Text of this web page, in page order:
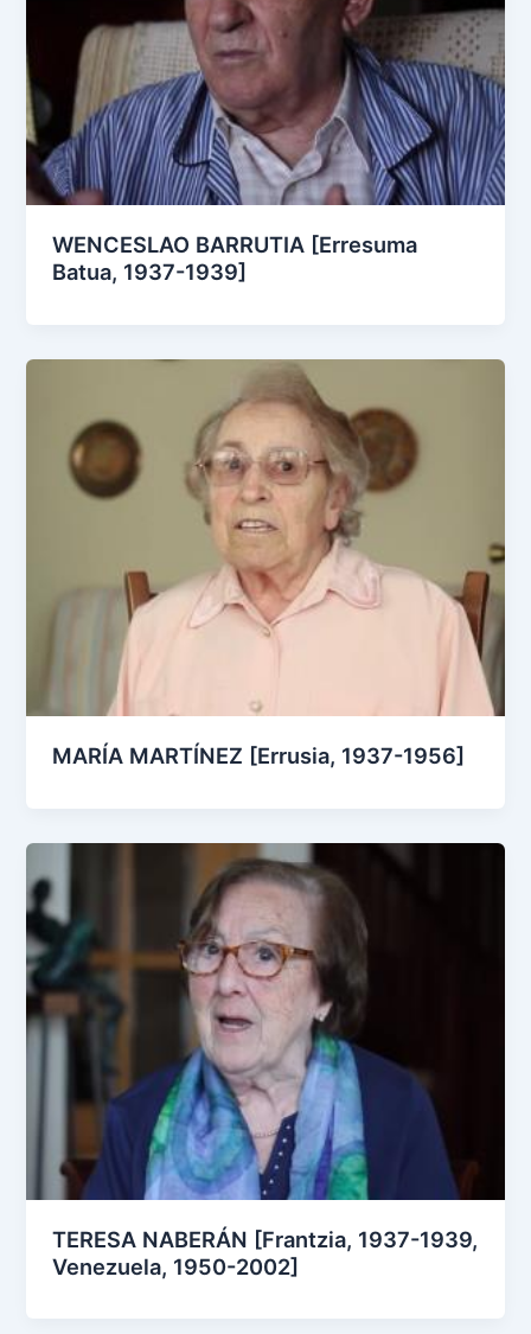
WENCESLAO BARRUTIA [Erresuma
Batua, 1937-1939]
MARÍA MARTÍNEZ [Errusia, 1937-1956]
TERESA NABERÁN [Frantzia, 1937-1939,
Venezuela, 1950-2002]